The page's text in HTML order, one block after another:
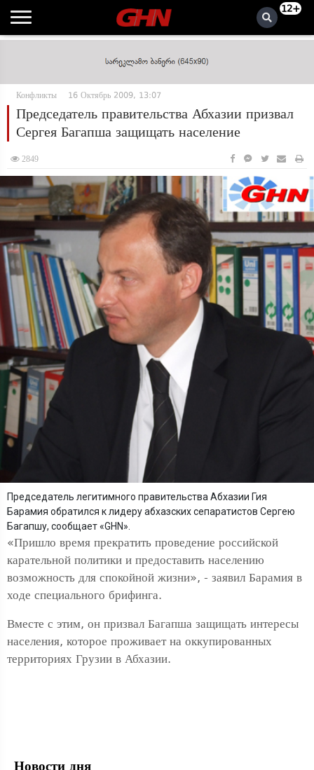
12+
Конфликты 16 Октябрь 2009, 13:07
Председатель правительства Абхазии призвал
Сергея Багапша защищать население
2849
Председатель легитимного правительства Абхазии Гия
Барамия обратился к лидеру абхазских сепаратистов Сергею
Багапшу, сообщает «GHN».
«Пришло время прекратить проведение российской
карательной политики и предоставить населению
возможность для спокойной жизни», - заявил Барамия в
ходе специального брифинга.
Вместе с этим, он призвал Багапша защищать интересы
населения, которое проживает на оккупированных
территориях Грузии в Абхазии.
Новости дня